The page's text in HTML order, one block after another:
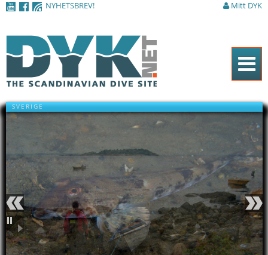
NYHETSBREV! Mitt DYK
Hem
Tidningen
Nyheter
Artiklar
DYK Guiden
Shop
Kontakt
SVERIGE
Föregående
Pausa
Nästa